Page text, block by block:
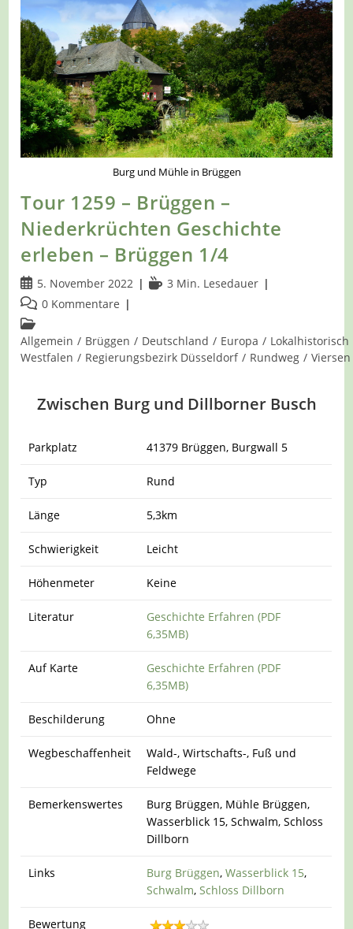
Kleiner
Grenzverkehr
Burg und Mühle in Brüggen
Tour 1259 – Brüggen –
Niederkrüchten Geschichte
erleben – Brüggen 1/4
Beitrag
veröffentlicht:
5. November 2022 Lesedauer:
3 Min. Lesedauer
Beitrags-
Kommentare:
0 Kommentare
Beitrags-
Kategorie:
Allgemein / Brüggen / Deutschland / Europa / Lokalhistorisch
Westfalen / Regierungsbezirk Düsseldorf / Rundweg / Viersen
Zwischen Burg und Dillborner Busch
Parkplatz 41379 Brüggen, Burgwall 5
Typ Rund
Länge 5,3km
Schwierigkeit Leicht
Höhenmeter Keine
Literatur
Geschichte Erfahren (PDF
6,35MB)
Auf Karte
Geschichte Erfahren (PDF
6,35MB)
Beschilderung Ohne
Wegbeschaffenheit
Wald-, Wirtschafts-, Fuß und
Feldwege
Bemerkenswertes
Burg Brüggen, Mühle Brüggen,
Wasserblick 15, Schwalm, Schloss
Dillborn
Links Burg Brüggen,Wasserblick 15,
Schwalm,Schloss Dillborn
Bewertung